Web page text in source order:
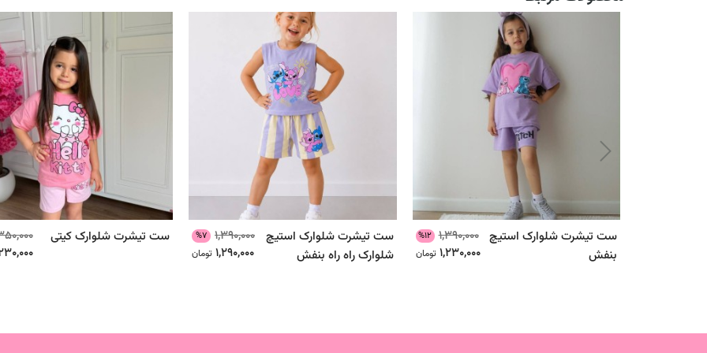
ست تیشرت شلوارک استیچ
بنفش
1,390,000
%12
1,230,000 تومان
ست تیشرت شلوارک استیچ
شلوارک راه راه بنفش
1,390,000
%7
1,290,000 تومان
ست تیشرت شلوارک کیتی